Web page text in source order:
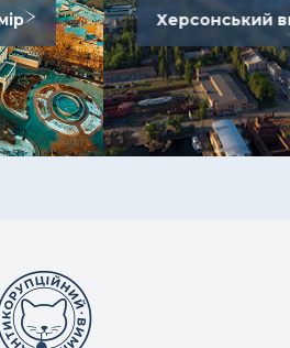
Херсонський